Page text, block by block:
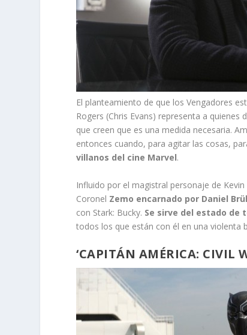
El planteamiento de que los Vengadores
Rogers (Chris Evans) representa a
que creen que es una medida necesaria.
entonces cuando, para agitar las cosas,
villanos del cine Marvel.
Influido por el magistral personaje de Kevin
Coronel Zemo encarnado por Daniel
con Stark: Bucky. Se sirve del estado de
todos los que están con él en una violenta
‘CAPITÁN AMÉRICA: CIVIL